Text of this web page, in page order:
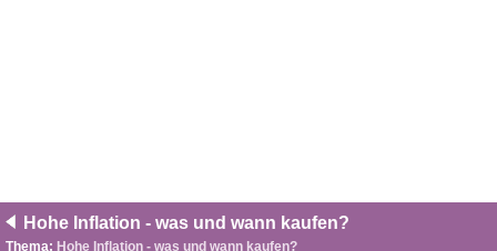
Hohe Inflation - was und wann kaufen?
Thema: Hohe Inflation - was und wann kaufen?